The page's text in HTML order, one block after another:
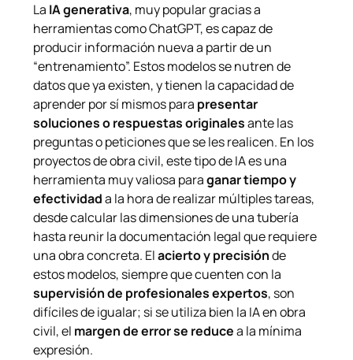
La IA generativa, muy popular gracias a
herramientas como ChatGPT, es capaz de
producir información nueva a partir de un
“entrenamiento”. Estos modelos se nutren de
datos que ya existen, y tienen la capacidad de
aprender por sí mismos para presentar
soluciones o respuestas originalesante las
preguntas o peticiones que se les realicen. En los
proyectos de obra civil, este tipo de IA es una
herramienta muy valiosa paraganar tiempo y
efectividada la hora de realizar múltiples tareas,
desde calcular las dimensiones de una tubería
hasta reunir la documentación legal que requiere
una obra concreta. Elacierto y precisiónde
estos modelos, siempre que cuenten con la
supervisión de profesionales expertos, son
difíciles de igualar; si se utiliza bien la IA en obra
civil, el margen de error se reducea la mínima
expresión.